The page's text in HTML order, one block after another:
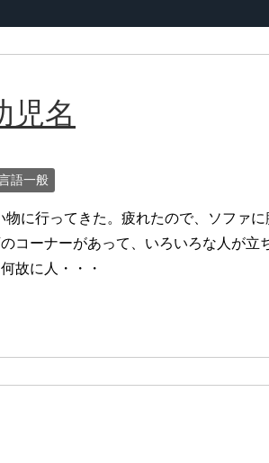
児名
語一般
に行ってきた。疲れたので、ソファ
コーナーがあって、いろいろな人が立
故に人・・・